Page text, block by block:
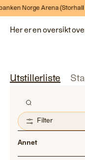
Norge Arena (Storhall
Møt våre
Her er en oversikt
Utstillerliste
Filter
Annet